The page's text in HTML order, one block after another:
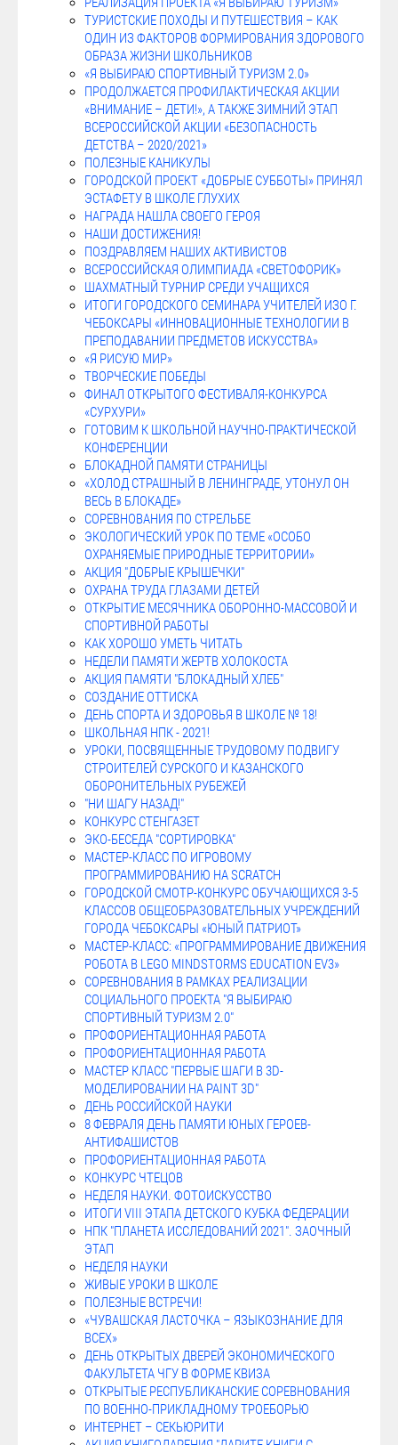
ТУРИСТСКИЕ ПОХОДЫ И ПУТЕШЕСТВИЯ – КАК
ОДИН ИЗ ФАКТОРОВ ФОРМИРОВАНИЯ ЗДОРОВОГО
ОБРАЗА ЖИЗНИ ШКОЛЬНИКОВ
«Я ВЫБИРАЮ СПОРТИВНЫЙ ТУРИЗМ 2.0»
ПРОДОЛЖАЕТСЯ ПРОФИЛАКТИЧЕСКАЯ АКЦИИ
«ВНИМАНИЕ – ДЕТИ!», А ТАКЖЕ ЗИМНИЙ ЭТАП
ВСЕРОССИЙСКОЙ АКЦИИ «БЕЗОПАСНОСТЬ
ДЕТСТВА – 2020/2021»
ПОЛЕЗНЫЕ КАНИКУЛЫ
ГОРОДСКОЙ ПРОЕКТ «ДОБРЫЕ СУББОТЫ» ПРИНЯЛ
ЭСТАФЕТУ В ШКОЛЕ ГЛУХИХ
НАГРАДА НАШЛА СВОЕГО ГЕРОЯ
НАШИ ДОСТИЖЕНИЯ!
ПОЗДРАВЛЯЕМ НАШИХ АКТИВИСТОВ
ВСЕРОССИЙСКАЯ ОЛИМПИАДА «СВЕТОФОРИК»
ШАХМАТНЫЙ ТУРНИР СРЕДИ УЧАЩИХСЯ
ИТОГИ ГОРОДСКОГО СЕМИНАРА УЧИТЕЛЕЙ ИЗО Г.
ЧЕБОКСАРЫ «ИННОВАЦИОННЫЕ ТЕХНОЛОГИИ В
ПРЕПОДАВАНИИ ПРЕДМЕТОВ ИСКУССТВА»
«Я РИСУЮ МИР»
ТВОРЧЕСКИЕ ПОБЕДЫ
ФИНАЛ ОТКРЫТОГО ФЕСТИВАЛЯ-КОНКУРСА
«СУРХУРИ»
ГОТОВИМ К ШКОЛЬНОЙ НАУЧНО-ПРАКТИЧЕСКОЙ
КОНФЕРЕНЦИИ
БЛОКАДНОЙ ПАМЯТИ СТРАНИЦЫ
«ХОЛОД СТРАШНЫЙ В ЛЕНИНГРАДЕ, УТОНУЛ ОН
ВЕСЬ В БЛОКАДЕ»
СОРЕВНОВАНИЯ ПО СТРЕЛЬБЕ
ЭКОЛОГИЧЕСКИЙ УРОК ПО ТЕМЕ «ОСОБО
ОХРАНЯЕМЫЕ ПРИРОДНЫЕ ТЕРРИТОРИИ»
АКЦИЯ "ДОБРЫЕ КРЫШЕЧКИ"
ОХРАНА ТРУДА ГЛАЗАМИ ДЕТЕЙ
ОТКРЫТИЕ МЕСЯЧНИКА ОБОРОННО-МАССОВОЙ И
СПОРТИВНОЙ РАБОТЫ
КАК ХОРОШО УМЕТЬ ЧИТАТЬ
НЕДЕЛИ ПАМЯТИ ЖЕРТВ ХОЛОКОСТА
АКЦИЯ ПАМЯТИ "БЛОКАДНЫЙ ХЛЕБ"
СОЗДАНИЕ ОТТИСКА
ДЕНЬ СПОРТА И ЗДОРОВЬЯ В ШКОЛЕ № 18!
ШКОЛЬНАЯ НПК - 2021!
УРОКИ, ПОСВЯЩЕННЫЕ ТРУДОВОМУ ПОДВИГУ
СТРОИТЕЛЕЙ СУРСКОГО И КАЗАНСКОГО
ОБОРОНИТЕЛЬНЫХ РУБЕЖЕЙ
"НИ ШАГУ НАЗАД!"
КОНКУРС СТЕНГАЗЕТ
ЭКО-БЕСЕДА "СОРТИРОВКА"
МАСТЕР-КЛАСС ПО ИГРОВОМУ
ПРОГРАММИРОВАНИЮ НА SCRATCH
ГОРОДСКОЙ СМОТР-КОНКУРС ОБУЧАЮЩИХСЯ 3-5
КЛАССОВ ОБЩЕОБРАЗОВАТЕЛЬНЫХ УЧРЕЖДЕНИЙ
ГОРОДА ЧЕБОКСАРЫ «ЮНЫЙ ПАТРИОТ»
МАСТЕР-КЛАСС: «ПРОГРАММИРОВАНИЕ ДВИЖЕНИЯ
РОБОТА В LEGO MINDSTORMS EDUCATION EV3»
СОРЕВНОВАНИЯ В РАМКАХ РЕАЛИЗАЦИИ
СОЦИАЛЬНОГО ПРОЕКТА "Я ВЫБИРАЮ
СПОРТИВНЫЙ ТУРИЗМ 2.0"
ПРОФОРИЕНТАЦИОННАЯ РАБОТА
ПРОФОРИЕНТАЦИОННАЯ РАБОТА
МАСТЕР КЛАСС "ПЕРВЫЕ ШАГИ В 3D-
МОДЕЛИРОВАНИИ НА PAINT 3D"
ДЕНЬ РОССИЙСКОЙ НАУКИ
8 ФЕВРАЛЯ ДЕНЬ ПАМЯТИ ЮНЫХ ГЕРОЕВ-
АНТИФАШИСТОВ
ПРОФОРИЕНТАЦИОННАЯ РАБОТА
КОНКУРС ЧТЕЦОВ
НЕДЕЛЯ НАУКИ. ФОТОИСКУССТВО
ИТОГИ VIII ЭТАПА ДЕТСКОГО КУБКА ФЕДЕРАЦИИ
НПК "ПЛАНЕТА ИССЛЕДОВАНИЙ 2021". ЗАОЧНЫЙ
ЭТАП
НЕДЕЛЯ НАУКИ
ЖИВЫЕ УРОКИ В ШКОЛЕ
ПОЛЕЗНЫЕ ВСТРЕЧИ!
«ЧУВАШСКАЯ ЛАСТОЧКА – ЯЗЫКОЗНАНИЕ ДЛЯ
ВСЕХ»
ДЕНЬ ОТКРЫТЫХ ДВЕРЕЙ ЭКОНОМИЧЕСКОГО
ФАКУЛЬТЕТА ЧГУ В ФОРМЕ КВИЗА
ОТКРЫТЫЕ РЕСПУБЛИКАНСКИЕ СОРЕВНОВАНИЯ
ПО ВОЕННО-ПРИКЛАДНОМУ ТРОЕБОРЬЮ
ИНТЕРНЕТ – СЕКЬЮРИТИ